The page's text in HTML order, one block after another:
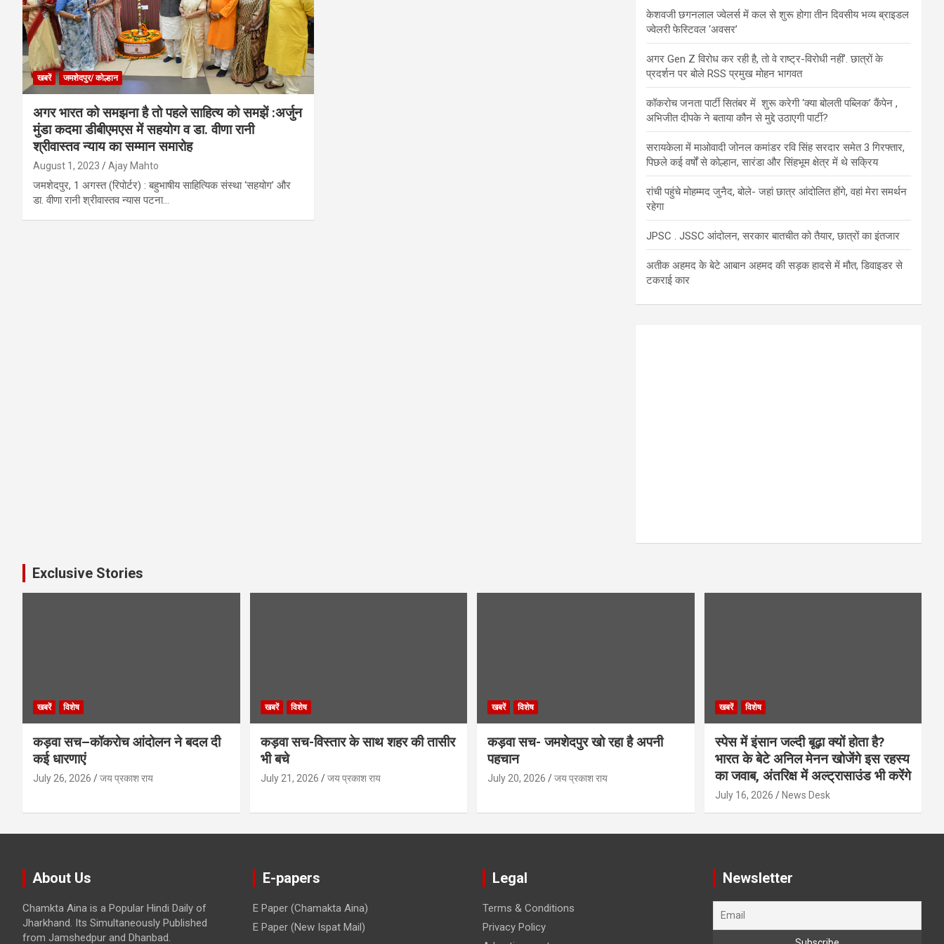
खबरें जमशेदपुर/ कोल्हान
अगर भारत को समझना है तो पहले साहित्य को समझें :अर्जुन
मुंडा कदमा डीबीएमएस में सहयोग व डा. वीणा रानी
श्रीवास्तव न्याय का सम्मान समारोह
August 1, 2023 Ajay Mahto
जमशेदपुर, 1 अगस्त (रिपोर्टर) : बहुभाषीय साहित्यिक संस्था ‘सहयोग’ और
डा. वीणा रानी श्रीवास्तव न्यास पटना…
केशवजी छगनलाल ज्वेलर्स में कल से शुरू होगा तीन दिवसीय भव्य ब्राइडल
ज्वेलरी फेस्टिवल ‘अवसर’
अगर Gen Z विरोध कर रही है, तो वे राष्ट्र-विरोधी नहीं’. छात्रों के
प्रदर्शन पर बोले RSS प्रमुख मोहन भागवत
कॉकरोच जनता पार्टी सितंबर में शुरू करेगी ‘क्या बोलती पब्लिक’ कैंपेन ,
अभिजीत दीपके ने बताया कौन से मुद्दे उठाएगी पार्टी?
सरायकेला में माओवादी जोनल कमांडर रवि सिंह सरदार समेत 3 गिरफ्तार,
पिछले कई वर्षों से कोल्हान, सारंडा और सिंहभूम क्षेत्र में थे सक्रिय
रांची पहुंचे मोहम्मद जुनैद, बोले- जहां छात्र आंदोलित होंगे, वहां मेरा समर्थन
रहेगा
JPSC . JSSC आंदोलन, सरकार बातचीत को तैयार, छात्रों का इंतजार
अतीक अहमद के बेटे आबान अहमद की सड़क हादसे में मौत, डिवाइडर से
टकराई कार
Exclusive Stories
खबरें विशेष
कड़वा सच–कॉकरोच आंदोलन ने बदल दी
कई धारणाएं
July 26, 2026 जय प्रकाश राय
खबरें विशेष
कड़वा सच-विस्तार के साथ शहर की तासीर
भी बचे
July 21, 2026 जय प्रकाश राय
खबरें विशेष
कड़वा सच- जमशेदपुर खो रहा है अपनी
पहचान
July 20, 2026 जय प्रकाश राय
खबरें विशेष
स्पेस में इंसान जल्दी बूढ़ा क्यों होता है?
भारत के बेटे अनिल मेनन खोजेंगे इस रहस्य
का जवाब, अंतरिक्ष में अल्ट्रासाउंड भी करेंगे
July 16, 2026 News Desk
About Us
Chamkta Aina is a Popular Hindi Daily of
Jharkhand. Its Simultaneously Published
from Jamshedpur and Dhanbad.
E-papers
E Paper (Chamakta Aina)
E Paper (New Ispat Mail)
Legal
Terms & Conditions
Privacy Policy
Newsletter